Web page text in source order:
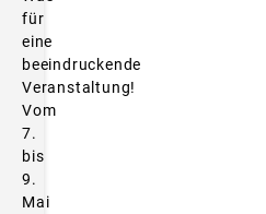
für
eine
beeindruckende
Veranstaltung!
Vom
7.
bis
9.
Mai